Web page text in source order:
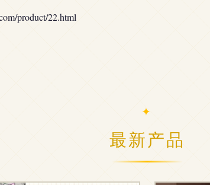
product/22.html
最新产品